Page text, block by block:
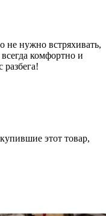
не нужно встряхивать,
комфортно и
этот товар,